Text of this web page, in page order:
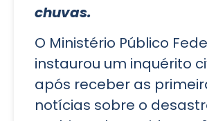
chuvas.
O Ministério Público
instaurou um inquérito
após receber as
notícias sobre o